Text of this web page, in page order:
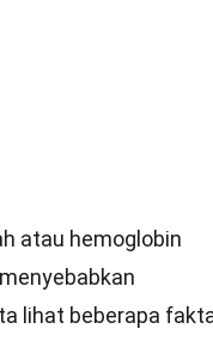
atau hemoglobin
lihat beberapa